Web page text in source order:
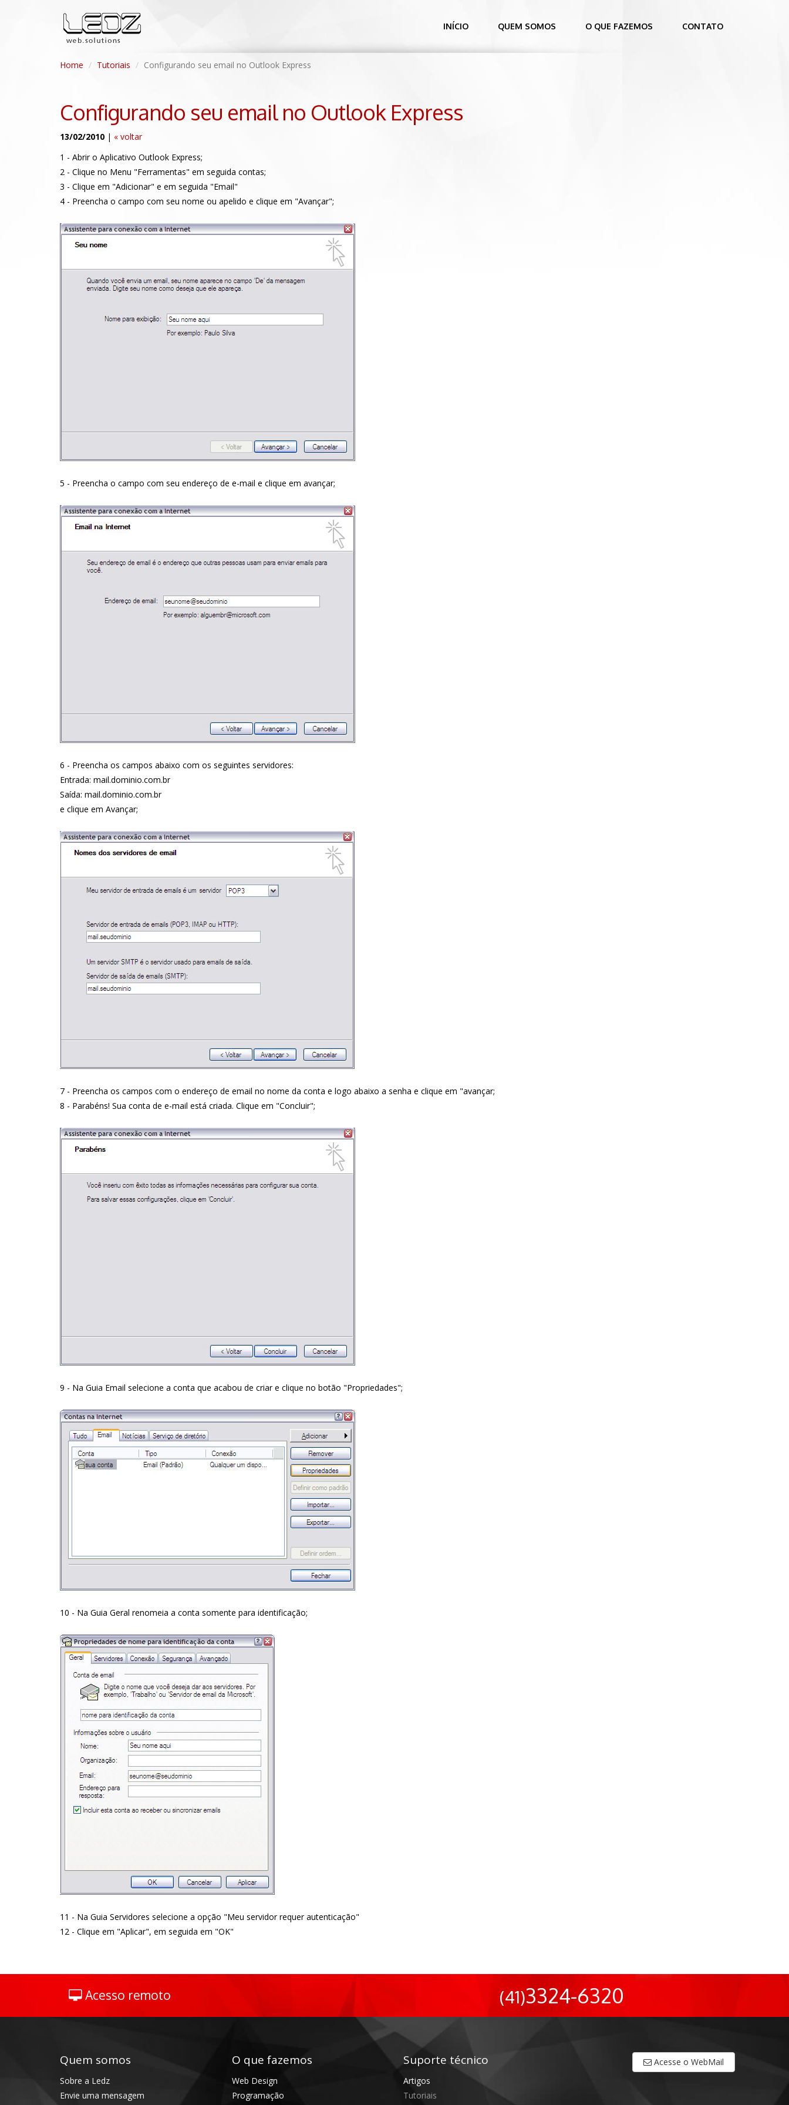
INÍCIO QUEM SOMOS O QUE FAZEMOS CONTATO
Home Tutoriais Configurando seu email no Outlook Express
Configurando seu email no Outlook Express
13/02/2010 | « voltar
1 - Abrir o Aplicativo Outlook Express;
2 - Clique no Menu "Ferramentas" em seguida contas;
3 - Clique em "Adicionar" e em seguida "Email"
4 - Preencha o campo com seu nome ou apelido e clique em "Avançar";
5 - Preencha o campo com seu endereço de e-mail e clique em avançar;
6 - Preencha os campos abaixo com os seguintes servidores:
Entrada: mail.dominio.com.br
Saída: mail.dominio.com.br
e clique em Avançar;
7 - Preencha os campos com o endereço de email no nome da conta e logo abaixo a senha e clique em "avançar;
8 - Parabéns! Sua conta de e-mail está criada. Clique em "Concluir";
9 - Na Guia Email selecione a conta que acabou de criar e clique no botão "Propriedades";
10 - Na Guia Geral renomeia a conta somente para identificação;
11 - Na Guia Servidores selecione a opção "Meu servidor requer autenticação"
12 - Clique em "Aplicar", em seguida em "OK"
Acesso remoto (41)3324-6320
Quem somos
Sobre a Ledz
Envie uma mensagem
O que fazemos
Web Design
Programação
Suporte técnico
Artigos
Tutoriais
Acesse o WebMail